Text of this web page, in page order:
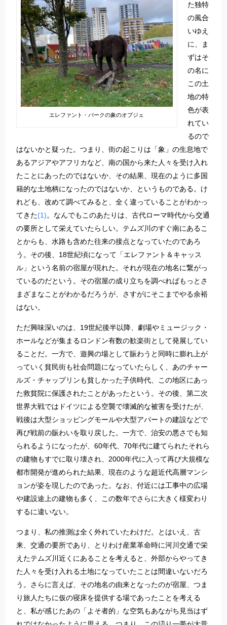
エレファント・パークの象のオブジェ
た独特
の風合
いゆえ
に、ま
ずはそ
の名に
この土
地の特
色が表
れてい
るので
はないかと疑った。つまり、街の起こりは「象」の生息地で
あるアジアやアフリカなど、南の国から来た人々を受け入れ
たことにあったのではないか、その結果、現在のように多国
籍的な土地柄になったのではないか、というものである。け
れども、改めて調べてみると、全く違っていることがわかっ
てきた(1)。なんでもこのあたりは、古代ローマ時代から交通
の要所として栄えていたらしい。テムズ川のすぐ南にあるこ
とからも、水路も含めた往来の接点となっていたのであろ
う。その後、18世紀頃になって「エレファント＆キャッス
ル」という名前の宿屋が現れた。それが現在の地名に繋がっ
ているのだという。その宿屋の成り立ちを調べればもっとさ
まざまなことがわかるだろうが、さすがにそこまでやる余裕
はない。
ただ興味深いのは、19世紀後半以降、劇場やミュージック・
ホールなどが集まるロンドン有数の歓楽街として発展してい
ることだ。一方で、遊興の場として賑わうと同時に膨れ上が
っていく貧民街も社会問題になっていたらしく、あのチャー
ルズ・チャップリンも貧しかった子供時代、この地区にあっ
た救貧院に保護されたことがあったという。その後、第二次
世界大戦ではドイツによる空襲で壊滅的な被害を受けたが、
戦後は大型ショッピングモールや大型アパートの建設などで
再び戦前の賑わいを取り戻した。一方で、治安の悪さでも知
られるようになったが、60年代、70年代に建てられたそれら
の建物もすでに取り壊され、2000年代に入って再び大規模な
都市開発が進められた結果、現在のような超近代高層マンシ
ョンが姿を現したのであった。なお、付近には工事中の広場
や建設途上の建物も多く、この数年でさらに大きく様変わり
するに違いない。
つまり、私の推測は全く外れていたわけだ。とはいえ、古
来、交通の要所であり、とりわけ産業革命時に河川交通で栄
えたテムズ川近くにあることを考えると、外部からやってき
た人々を受け入れる土地になっていたことは間違いないだろ
う。さらに言えば、その地名の由来となったのが宿屋、つま
り旅人たちに仮の寝床を提供する場であったことを考える
と、私が感じたあの「よそ者的」な空気もあながち見当はず